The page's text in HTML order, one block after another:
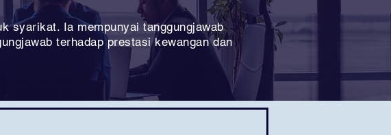
syarikat. Ia mempunyai tanggungjawab
terhadap prestasi kewangan dan